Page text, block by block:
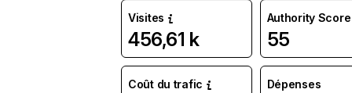
Visites
456,61 k
Authority Score
55
Coût du trafic
Dépenses